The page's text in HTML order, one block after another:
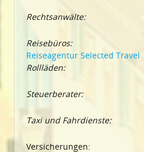
Rechtsanwälte:
Reisebüros:
Reiseagentur Selected Travel
Rollläden:
Steuerberater:
Taxi und Fahrdienste:
Versicherungen: